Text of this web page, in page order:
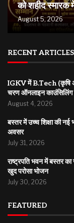
को शहीद स्मारक
August 5, 2026
RECENT ARTICLES
IGKV में B.Tech (कृषि
चरण ऑनलाइन
August 4, 2026
बस्तर में उच्च शिक्षा की
अवसर
July 31, 2026
राष्ट्रपति भवन में बस्तर
खुद परोसा भोजन
July 30, 2026
FEATURED